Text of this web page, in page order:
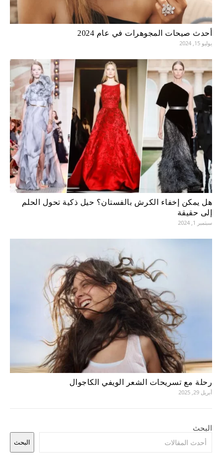
أحدث صيحات المجوهرات في عام 2024
يوليو 15, 2024
هل يمكن إخفاء الكرش بالفستان؟ حيل ذكية تحول الحلم
إلى حقيقة
سبتمبر 1, 2024
رحلة مع تسريحات الشعر الويفي الكاجوال
أبريل 29, 2025
البحث
البحث